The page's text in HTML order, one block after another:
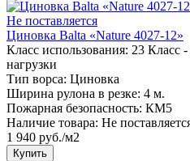
Не поставляется
Циновка Balta «Nature 4027-12»
Класс использования: 23 Класс
нагрузки
Тип ворса: Циновка
Ширина рулона в резке: 4 м.
Пожарная безопасность: КМ5
Наличие товара: Не
1 940 руб./м2
Купить